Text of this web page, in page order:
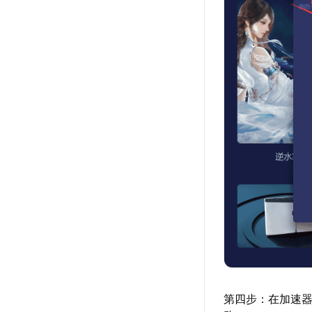
第四步：在加速